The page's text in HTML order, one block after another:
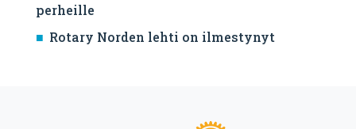
perheille
Rotary Norden lehti on ilmestynyt